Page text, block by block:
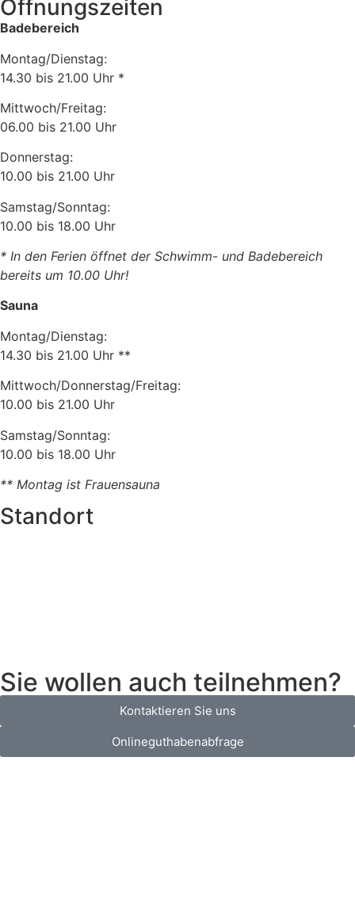
Öffnungszeiten
Badebereich
Montag/Dienstag:
14.30 bis 21.00 Uhr *
Mittwoch/Freitag:
06.00 bis 21.00 Uhr
Donnerstag:
10.00 bis 21.00 Uhr
Samstag/Sonntag:
10.00 bis 18.00 Uhr
* In den Ferien öffnet der Schwimm- und Badebereich
bereits um 10.00 Uhr!
Sauna
Montag/Dienstag:
14.30 bis 21.00 Uhr **
Mittwoch/Donnerstag/Freitag:
10.00 bis 21.00 Uhr
Samstag/Sonntag:
10.00 bis 18.00 Uhr
** Montag ist Frauensauna
Standort
Sie wollen auch teilnehmen?
Kontaktieren Sie uns
Onlineguthabenabfrage